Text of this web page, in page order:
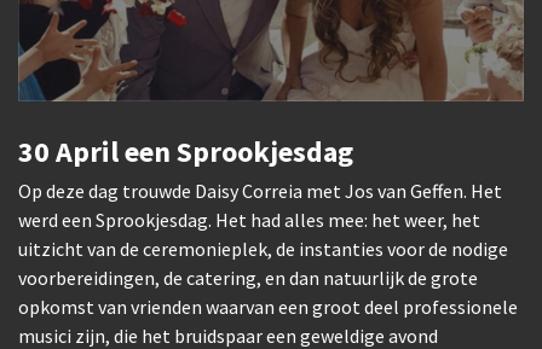
30 April een Sprookjesdag
Op deze dag trouwde Daisy Correia met Jos van Geffen. Het
werd een Sprookjesdag. Het had alles mee: het weer, het
uitzicht van de ceremonieplek, de instanties voor de nodige
voorbereidingen, de catering, en dan natuurlijk de grote
opkomst van vrienden waarvan een groot deel professionele
musici zijn, die het bruidspaar een geweldige avond